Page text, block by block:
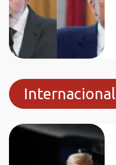
Internacional